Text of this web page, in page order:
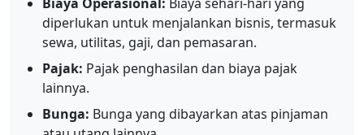
diperlukan untuk menjalankan bisnis, termasuk
sewa, utilitas, gaji, dan pemasaran.
Pajak: Pajak penghasilan dan biaya pajak
lainnya.
Bunga: Bunga yang dibayarkan atas pinjaman